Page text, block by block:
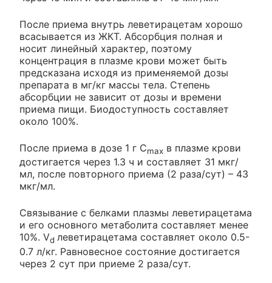
После приема внутрь леветирацетам хорошо
всасывается из ЖКТ. Абсорбция полная и
носит линейный характер, поэтому
концентрация в плазме крови может быть
предсказана исходя из применяемой дозы
препарата в мг/кг массы тела. Степень
абсорбции не зависит от дозы и времени
приема пищи. Биодоступность составляет
около 100%.
После приема в дозе 1 г Cmax в плазме крови
достигается через 1.3 ч и составляет 31 мкг/
мл, после повторного приема (2 раза/сут) – 43
мкг/мл.
Связывание с белками плазмы леветирацетама
и его основного метаболита составляет менее
10%. Vd леветирацетама составляет около 0.5-
0.7 л/кг. Равновесное состояние достигается
через 2 сут при приеме 2 раза/сут.